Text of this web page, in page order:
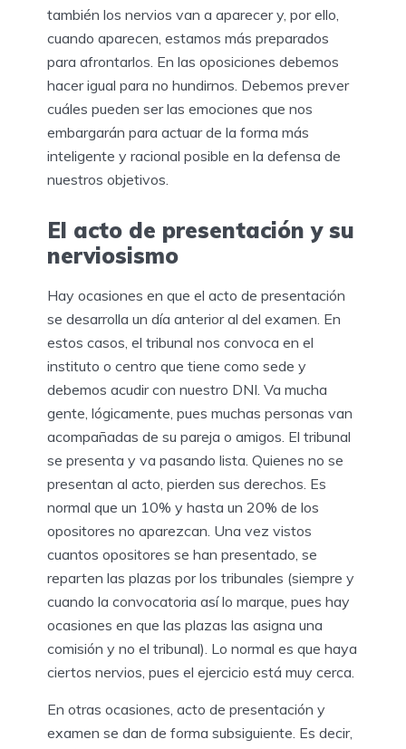
también los nervios van a aparecer y, por ello,
cuando aparecen, estamos más preparados
para afrontarlos. En las oposiciones debemos
hacer igual para no hundirnos. Debemos prever
cuáles pueden ser las emociones que nos
embargarán para actuar de la forma más
inteligente y racional posible en la defensa de
nuestros objetivos.
El acto de presentación y su
nerviosismo
Hay ocasiones en que el acto de presentación
se desarrolla un día anterior al del examen. En
estos casos, el tribunal nos convoca en el
instituto o centro que tiene como sede y
debemos acudir con nuestro DNI. Va mucha
gente, lógicamente, pues muchas personas van
acompañadas de su pareja o amigos. El tribunal
se presenta y va pasando lista. Quienes no se
presentan al acto, pierden sus derechos. Es
normal que un 10% y hasta un 20% de los
opositores no aparezcan. Una vez vistos
cuantos opositores se han presentado, se
reparten las plazas por los tribunales (siempre y
cuando la convocatoria así lo marque, pues hay
ocasiones en que las plazas las asigna una
comisión y no el tribunal). Lo normal es que haya
ciertos nervios, pues el ejercicio está muy cerca.
En otras ocasiones, acto de presentación y
examen se dan de forma subsiguiente. Es decir,